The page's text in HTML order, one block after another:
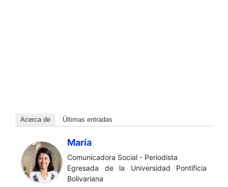
Acerca de Últimas entradas
María
Comunicadora Social - Periodista
Egresada de la Universidad Pontificia
Bolivariana